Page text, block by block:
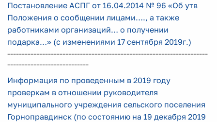
Постановление АСПГ от 16.04.2014 № 96 «Об утв
Положения о сообщении лицами…., а также
работниками организаций… о получении
подарка…» (с изменениями 17 сентября 2019г.)
---------------------------------------------------------------------
----------------------------
Информация по проведенным в 2019 году
проверкам в отношении руководителя
муниципального учреждения сельского поселения
Горноправдинск (по состоянию на 19 декабря 2019